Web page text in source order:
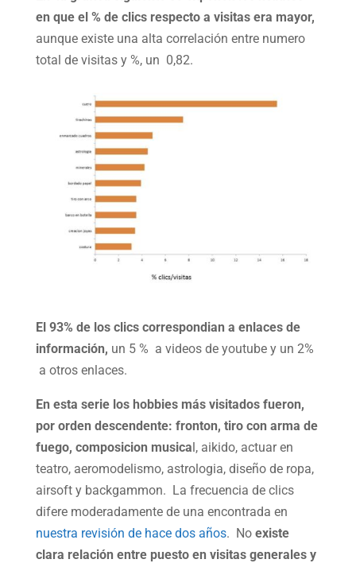
en que el % de clics respecto a visitas era mayor,
aunque existe una alta correlación entre numero
total de visitas y %, un 0,82.
El 93% de los clics correspondian a enlaces de
información, un 5 % a videos de youtube y un 2%
a otros enlaces.
En esta serie los hobbies más visitados fueron,
por orden descendente: fronton, tiro con arma de
fuego, composicion musical, aikido, actuar en
teatro, aeromodelismo, astrologia, diseño de ropa,
airsoft y backgammon. La frecuencia de clics
difere moderadamente de una encontrada en
nuestra revisión de hace dos años. No existe
clara relación entre puesto en visitas generales y